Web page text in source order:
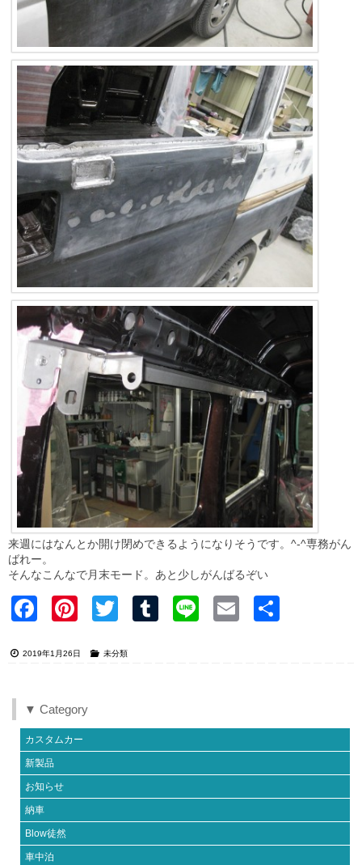
来週にはなんとか開け閉めできるようになりそうです。^-^専務がん
ばれー。
そんなこんなで月末モード。あと少しがんばるぞい
Faceb Pinter Twitter Tumblr Line Email
2019年1月26日 未分類
▼ Category
カスタムカー
新製品
お知らせ
納車
Blow徒然
車中泊